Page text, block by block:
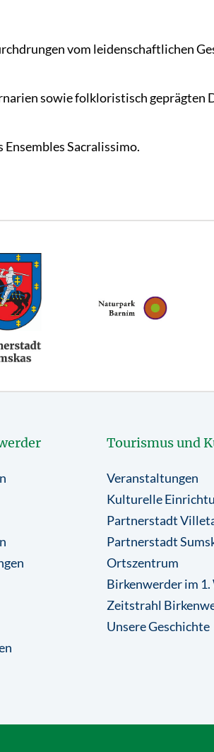
vom leidenschaftlichen
sowie folkloristisch geprägten
Ensembles Sacralissimo.
Tourismus und
Veranstaltungen
Kulturelle
Partnerstadt
Partnerstadt
Ortszentrum
Birkenwerder im
Zeitstrahl
Unsere Geschichte